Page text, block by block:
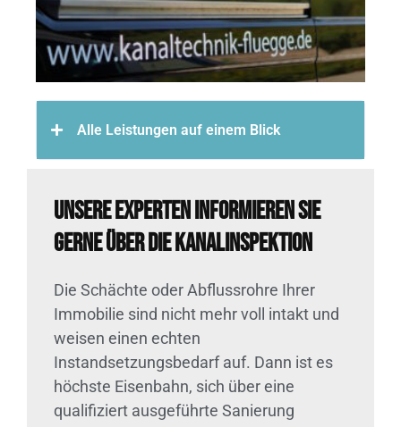
Alle Leistungen auf einem Blick
Unsere Experten informieren Sie
gerne über die Kanalinspektion
Die Schächte oder Abflussrohre Ihrer
Immobilie sind nicht mehr voll intakt und
weisen einen echten
Instandsetzungsbedarf auf. Dann ist es
höchste Eisenbahn, sich über eine
qualifiziert ausgeführte Sanierung